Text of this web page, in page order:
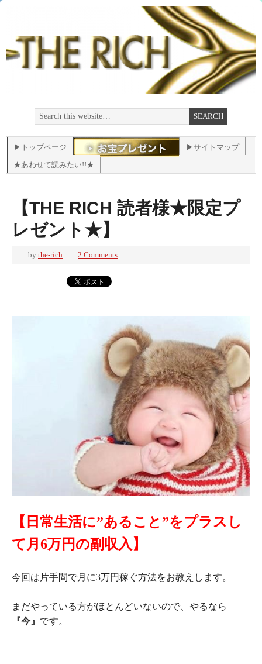
▶トップページ
▶サイトマップ
★あわせて読みたい!!★
【THE RICH 読者様★限定プ
レゼント★】
by the-rich 2 Comments
【日常生活に”あること”をプラスし
て月6万円の副収入】
今回は片手間で月に3万円稼ぐ方法をお教えします。
まだやっている方がほとんどいないので、やるなら
『今』 です。